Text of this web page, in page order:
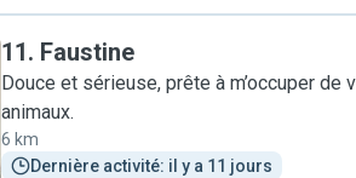
11. Faustine
Douce et sérieuse, prête à m’occuper de
animaux.
6 km
Dernière activité: il y a 11 jours